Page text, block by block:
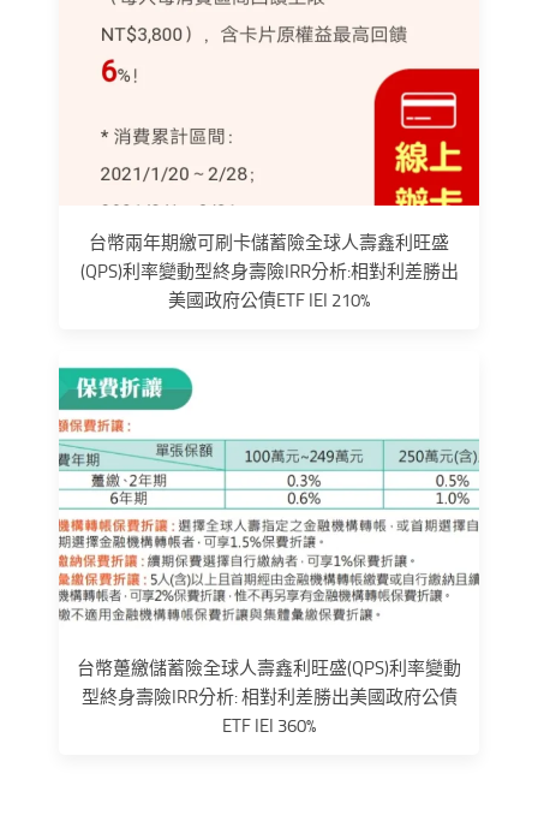
台幣兩年期繳可刷卡儲蓄險全球人壽鑫利旺盛
(QPS)利率變動型終身壽險IRR分析:相對利差勝出
美國政府公債ETF IEI 210%
台幣躉繳儲蓄險全球人壽鑫利旺盛(QPS)利率變動
型終身壽險IRR分析: 相對利差勝出美國政府公債
ETF IEI 360%